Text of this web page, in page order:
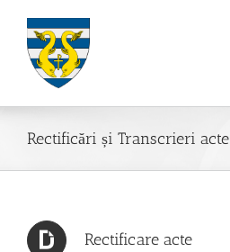
content
Rectificări și Transcrieri acte
Rectificare acte